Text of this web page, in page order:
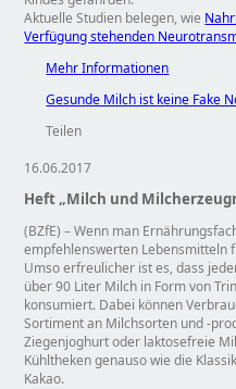
Aktuelle Studien belegen, wie
Verfügung stehenden
Mehr Informationen
Gesunde Milch ist keine Fake
Teilen
16.06.2017
Heft „Milch und
(BZfE) – Wenn man
empfehlenswerten Lebensmitteln
Umso erfreulicher ist es, dass
über 90 Liter Milch in Form von
konsumiert. Dabei können
Sortiment an Milchsorten und -
Ziegenjoghurt oder laktosefreie
Kühltheken genauso wie die
Kakao.